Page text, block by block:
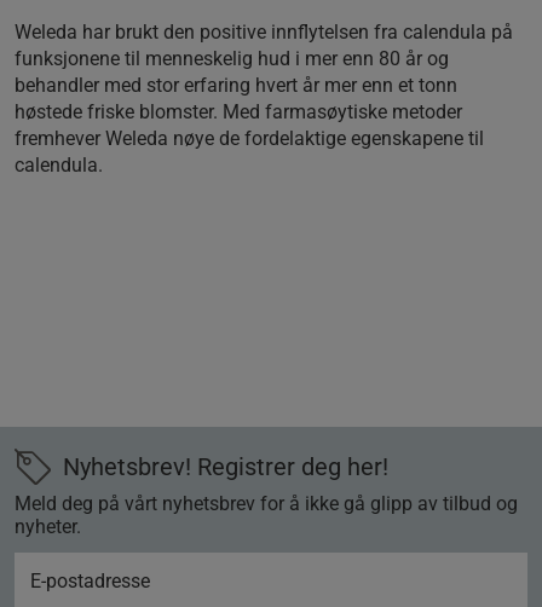
Weleda har brukt den positive innflytelsen fra calendula på
funksjonene til menneskelig hud i mer enn 80 år og
behandler med stor erfaring hvert år mer enn et tonn
høstede friske blomster. Med farmasøytiske metoder
fremhever Weleda nøye de fordelaktige egenskapene til
calendula.
Nyhetsbrev! Registrer deg her!
Meld deg på vårt nyhetsbrev for å ikke gå glipp av tilbud og
nyheter.